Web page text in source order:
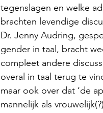
tegenslagen en welke
brachten levendige
Dr. Jenny Audring,
gender in taal, bracht
compleet andere
overal in taal terug te
maar ook over dat ‘de
mannelijk als